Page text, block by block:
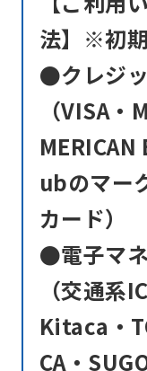
法】※初
●クレジ
（VISA
ubのマー
カード）
●電子マ
（交通系
Kitaca・
CA・